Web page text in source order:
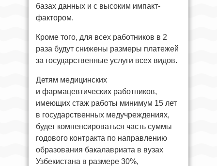
базах данных и с высоким импакт-
фактором.
Кроме того, для всех работников в 2
раза будут снижены размеры платежей
за государственные услуги всех видов.
Детям медицинских
и фармацевтических работников,
имеющих стаж работы минимум 15 лет
в государственных медучреждениях,
будет компенсироваться часть суммы
годового контракта по направлению
образования бакалавриата в вузах
Узбекистана в размере 30%,